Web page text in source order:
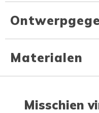
Materialen
Misschien